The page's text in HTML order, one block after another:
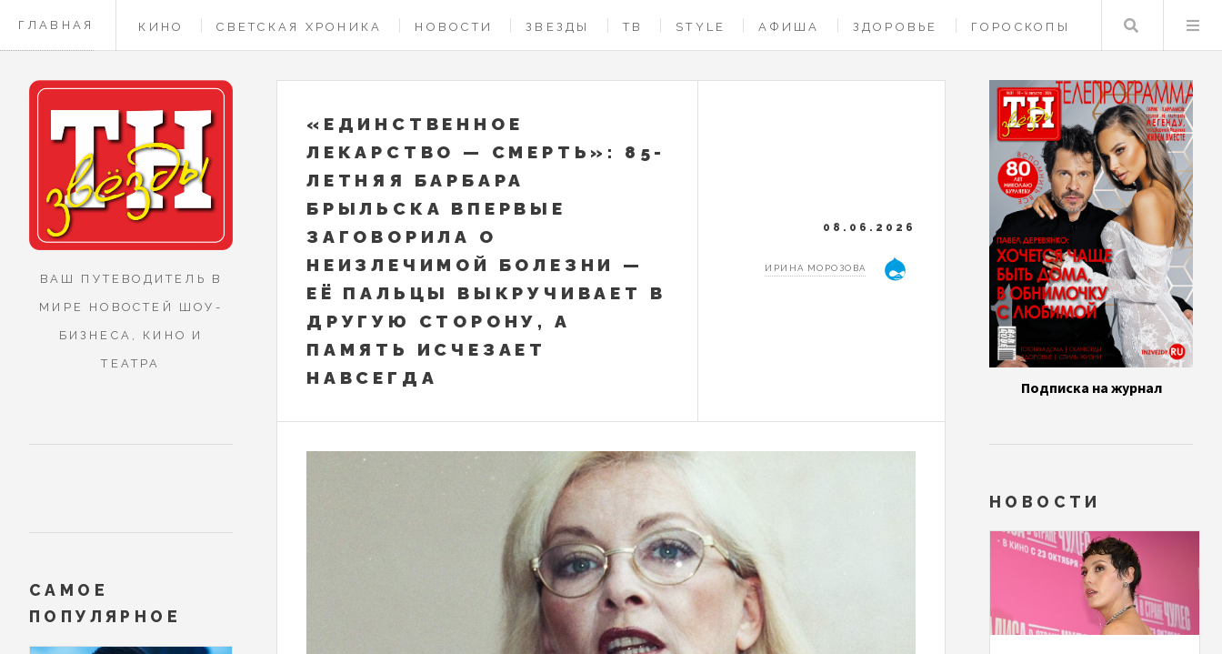
ГЛАВНАЯ КИНО СВЕТСКАЯ ХРОНИКА НОВОСТИ ЗВЕЗДЫ ТВ STYLE АФИША ЗДОРОВЬЕ ГОРОСКОПЫ
КОНТАКТЫ
Поиск
«ЕДИНСТВЕННОЕ
ЛЕКАРСТВО — СМЕРТЬ»: 85-
ЛЕТНЯЯ БАРБАРА
БРЫЛЬСКА ВПЕРВЫЕ
ЗАГОВОРИЛА О
НЕИЗЛЕЧИМОЙ БОЛЕЗНИ —
ЕЁ ПАЛЬЦЫ ВЫКРУЧИВАЕТ В
ДРУГУЮ СТОРОНУ, А
ПАМЯТЬ ИСЧЕЗАЕТ
НАВСЕГДА
08.06.2026
ИРИНА МОРОЗОВА
ВАШ ПУТЕВОДИТЕЛЬ В
МИРЕ НОВОСТЕЙ ШОУ-
БИЗНЕСА, КИНО И
ТЕАТРА
САМОЕ
ПОПУЛЯРНОЕ
Подписка на журнал
НОВОСТИ